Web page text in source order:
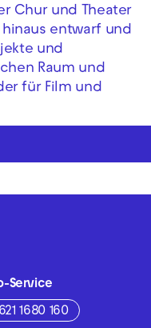
Chur und Theater
entwarf und
und
Raum und
für Film und
Service
1680 160